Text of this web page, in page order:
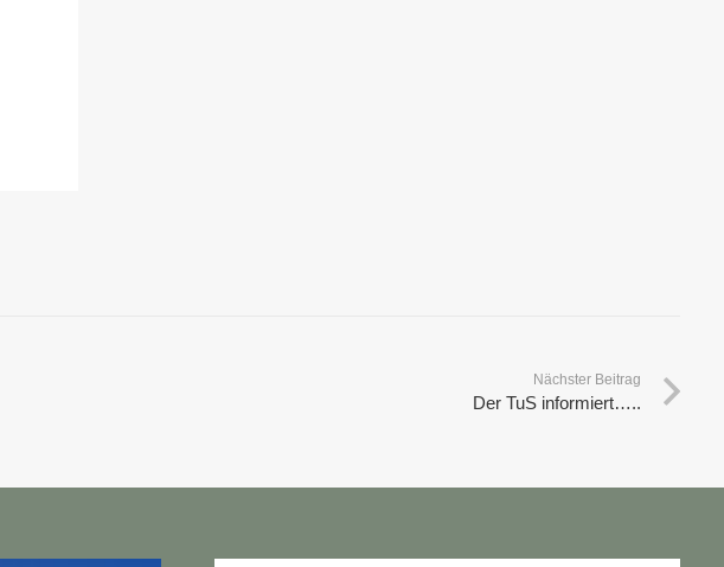
Nächster Beitrag
Der TuS informiert…..